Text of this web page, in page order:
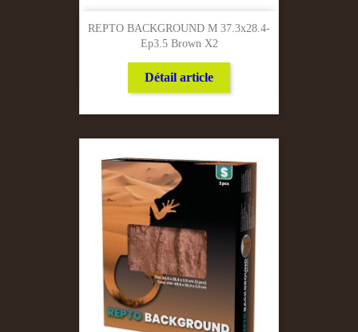
REPTO BACKGROUND M 37.3x28.4-
Ep3.5 Brown X2
Détail article